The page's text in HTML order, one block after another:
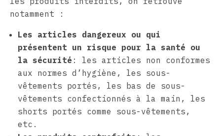
notamment :
Les articles dangereux ou qui
présentent un risque pour la santé ou
la sécurité : les articles non conformes
aux normes d’hygiène, les sous-
vêtements portés, les bas de sous-
vêtements confectionnés à la main, les
shorts portés comme sous-vêtements,
etc.